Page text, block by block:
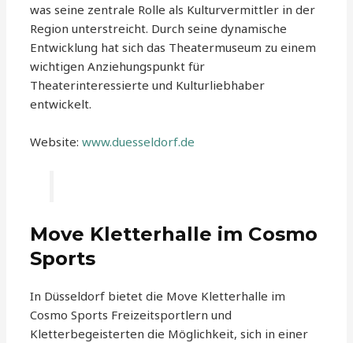
was seine zentrale Rolle als Kulturvermittler in der
Region unterstreicht. Durch seine dynamische
Entwicklung hat sich das Theatermuseum zu einem
wichtigen Anziehungspunkt für
Theaterinteressierte und Kulturliebhaber
entwickelt.
Website:www.duesseldorf.de
Move Kletterhalle im Cosmo
Sports
In Düsseldorf bietet die Move Kletterhalle im
Cosmo Sports Freizeitsportlern und
Kletterbegeisterten die Möglichkeit, sich in einer